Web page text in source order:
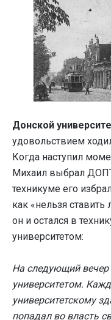
Донской
удовольствием
Когда наступил
Михаил выбрал
техникуме его
как «нельзя
он и остался в
университетом:
На следующий
университетом.
университетскому
попадал во власть